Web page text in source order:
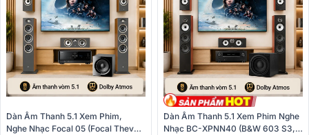
Dàn Âm Thanh 5.1 Xem Phim,
Nghe Nhạc Focal 05 (Focal Theva
Dàn Âm Thanh 5.1 Xem Phim Nghe
Nhạc BC-XPNN40 (B&W 603 S3,